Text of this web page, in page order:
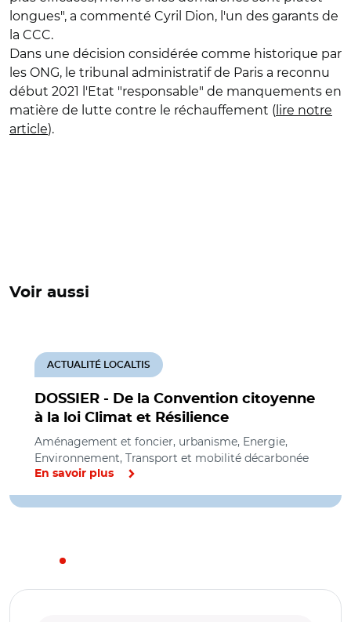
longues", a commenté Cyril Dion, l'un des garants de
la CCC.
Dans une décision considérée comme historique par
les ONG, le tribunal administratif de Paris a reconnu
début 2021 l'Etat "responsable" de manquements en
matière de lutte contre le réchauffement ( lire notre
article).
Voir aussi
DOSSIER - De la Convention citoyenne
à la loi Climat et Résilience
ACTUALITÉ LOCALTIS
Aménagement et foncier, urbanisme, Energie,
Environnement, Transport et mobilité décarbonée
En savoir plus